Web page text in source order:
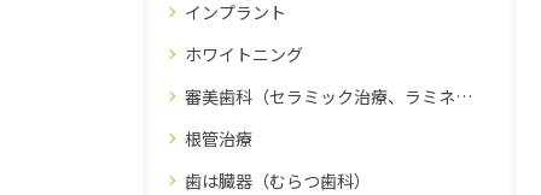
インプラント
ホワイトニング
審美歯科（セラミック治療、ラミネートべニア、ダイレクトボンディング）
根管治療
歯は臓器（むらつ歯科）